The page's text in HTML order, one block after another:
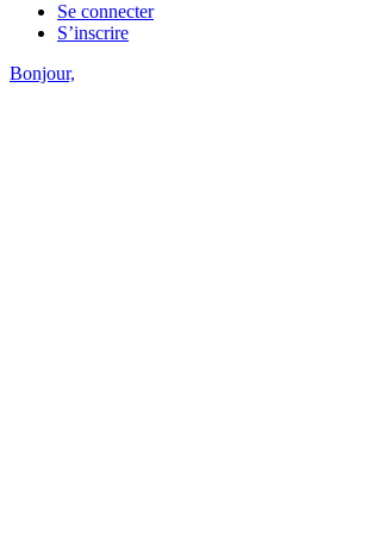
Se connecter
S’inscrire
Bonjour,